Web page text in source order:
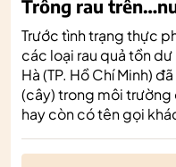
Trồng rau
Trước tình trạng thực
các loại rau quả tồn dư
Hà (TP. Hồ Chí Minh)
(cây) trong môi
hay còn có tên gọi